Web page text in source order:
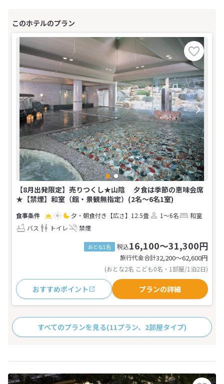
【8月出発限定】売りつくし★山陰 夕食は季節の恵味会席
★【禁煙】和室（館・景観無指定）(2名～6名1室)
夕・朝食付き 【広さ】12.5畳 1～6名
和室
バス
トイレ 禁煙
おとな1名 税込16,100～31,300円
旅行代金合計32,200〜62,600円
(おとな2名 こども0名・1部屋/1泊2日)
おすすめポイント プランの詳細
すべてのプランを見る(11プラン、2部屋タイプ)